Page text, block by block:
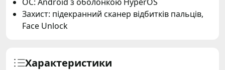
Захист: підекранний сканер відбитків пальців,
Face Unlock
Характеристики